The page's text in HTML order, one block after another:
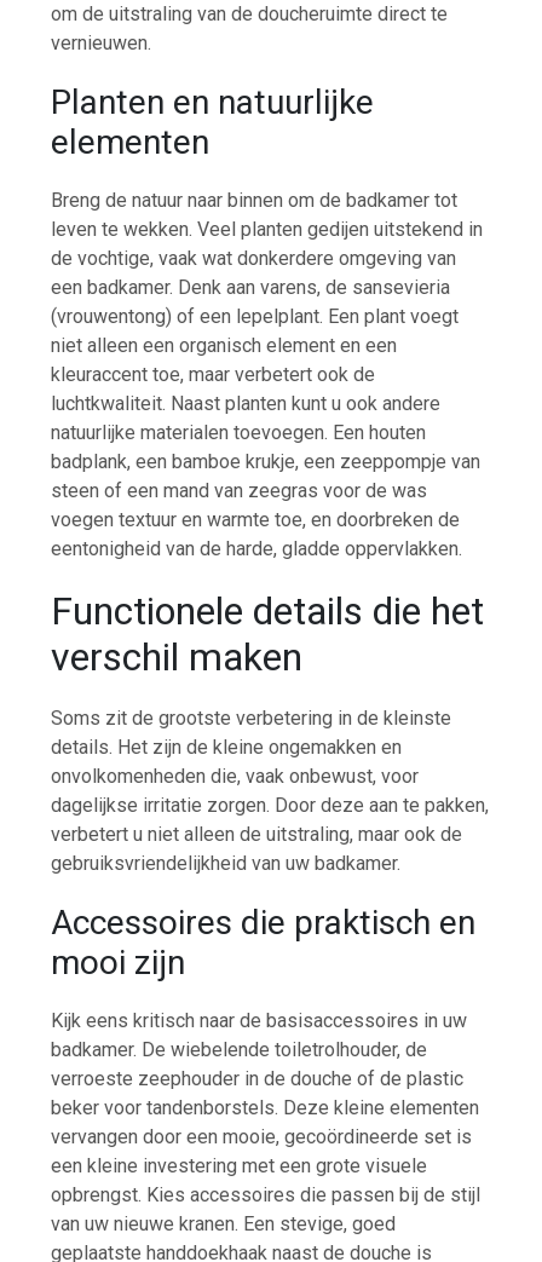
om de uitstraling van de doucheruimte direct te
vernieuwen.
Planten en natuurlijke
elementen
Breng de natuur naar binnen om de badkamer tot
leven te wekken. Veel planten gedijen uitstekend in
de vochtige, vaak wat donkerdere omgeving van
een badkamer. Denk aan varens, de sansevieria
(vrouwentong) of een lepelplant. Een plant voegt
niet alleen een organisch element en een
kleuraccent toe, maar verbetert ook de
luchtkwaliteit. Naast planten kunt u ook andere
natuurlijke materialen toevoegen. Een houten
badplank, een bamboe krukje, een zeeppompje van
steen of een mand van zeegras voor de was
voegen textuur en warmte toe, en doorbreken de
eentonigheid van de harde, gladde oppervlakken.
Functionele details die het
verschil maken
Soms zit de grootste verbetering in de kleinste
details. Het zijn de kleine ongemakken en
onvolkomenheden die, vaak onbewust, voor
dagelijkse irritatie zorgen. Door deze aan te pakken,
verbetert u niet alleen de uitstraling, maar ook de
gebruiksvriendelijkheid van uw badkamer.
Accessoires die praktisch en
mooi zijn
Kijk eens kritisch naar de basisaccessoires in uw
badkamer. De wiebelende toiletrolhouder, de
verroeste zeephouder in de douche of de plastic
beker voor tandenborstels. Deze kleine elementen
vervangen door een mooie, gecoördineerde set is
een kleine investering met een grote visuele
opbrengst. Kies accessoires die passen bij de stijl
van uw nieuwe kranen. Een stevige, goed
geplaatste handdoekhaak naast de douche is